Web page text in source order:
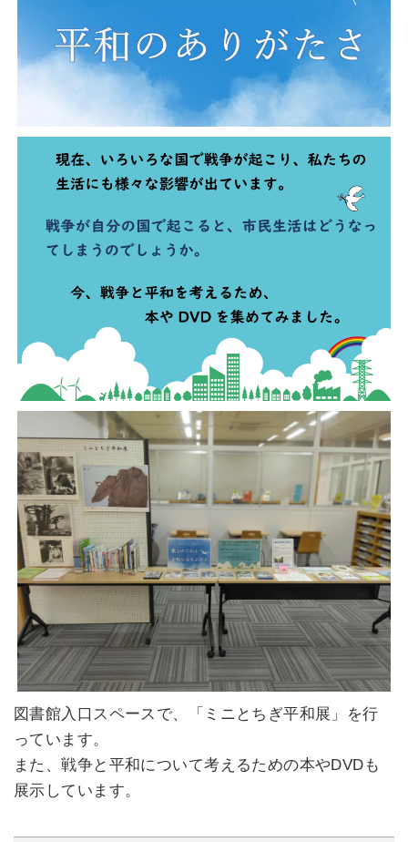
図書館入口スペースで、「ミニとちぎ平和展」を行
っています。
また、戦争と平和について考えるための本やDVDも
展示しています。